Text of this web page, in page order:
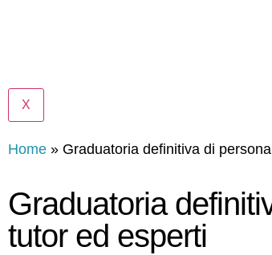
X
Home » Graduatoria definitiva di
Graduatoria
tutor ed esperti